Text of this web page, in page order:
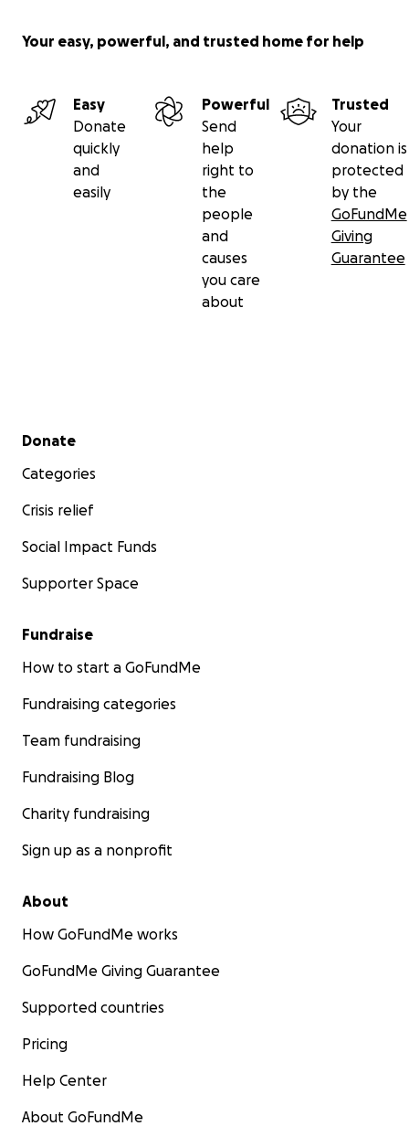
Your easy, powerful, and trusted home for help
Easy
Donate
quickly
and
easily
Powerful
Send
help
right to
the
people
and
causes
you care
about
Trusted
Your
donation is
protected
by the
GoFundMe
Giving
Guarantee
Secondary menu
Donate
Categories
Crisis relief
Social Impact Funds
Supporter Space
Fundraise
How to start a GoFundMe
Fundraising categories
Team fundraising
Fundraising Blog
Charity fundraising
Sign up as a nonprofit
About
How GoFundMe works
GoFundMe Giving Guarantee
Supported countries
Pricing
Help Center
About GoFundMe